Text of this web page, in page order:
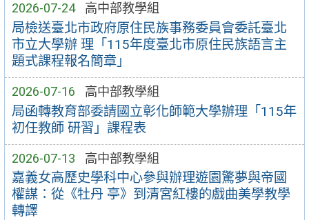
2026-07-24 高中部教學組
局檢送臺北市政府原住民族事務委員會委託臺北
市立大學辦 理「115年度臺北市原住民族語言主
題式課程報名簡章」
2026-07-16 高中部教學組
局函轉教育部委請國立彰化師範大學辦理「115年
初任教師 研習」課程表
2026-07-13 高中部教學組
嘉義女高歷史學科中心參與辦理遊園驚夢與帝國
權謀：從《牡丹 亭》到清宮紅樓的戲曲美學教學
轉譯